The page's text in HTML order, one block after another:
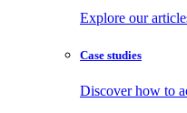
Explore our
Case studies
Discover how to